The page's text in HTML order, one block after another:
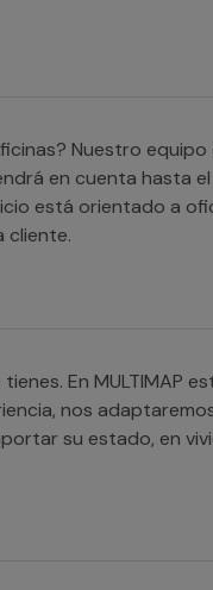
Nuestro
en cuenta hasta el
está orientado a
cliente.
En MULTIMAP
nos
su estado, en